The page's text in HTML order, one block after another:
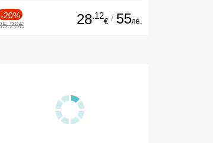
-20% 28.12
€ / 55лв.